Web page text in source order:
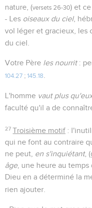
nature, (versets 26-30) et
- Les oiseaux du ciel,
vol léger et gracieux, les
du ciel.
Votre Père les nourrit:
104.27 ; 145.18
L'homme vaut plus
faculté qu'il a de
27 Troisième motif :
qui ne font au contraire
ne peut, en s'inquiétant,
âge, une heure au temps
Dieu en a déterminé la
rien ajouter.